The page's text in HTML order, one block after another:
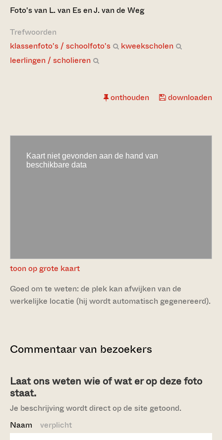
Foto's van L. van Es en J. van de Weg
Trefwoorden
klassenfoto's / schoolfoto's
kweekscholen
leerlingen / scholieren
onthouden downloaden
toon op grote kaart
Goed om te weten: de plek kan afwijken van de
werkelijke locatie (hij wordt automatisch gegenereerd).
Commentaar van bezoekers
Laat ons weten wie of wat er op deze foto
staat.
Je beschrijving wordt direct op de site getoond.
Naam verplicht